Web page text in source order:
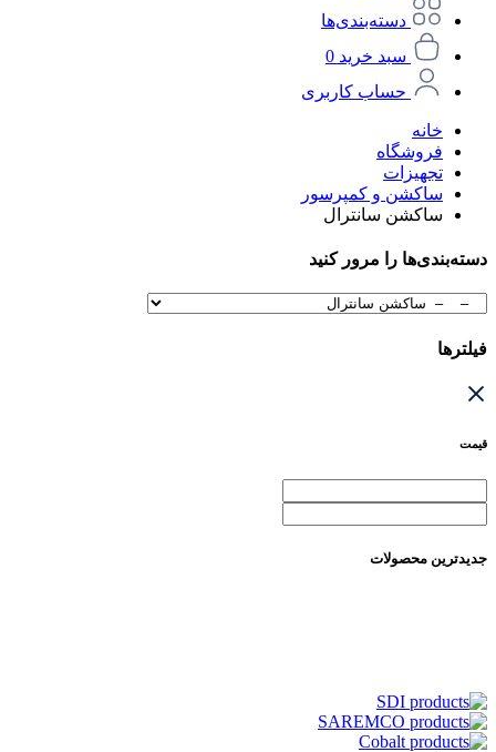
دسته‌بندی‌ها
سبد خرید 0
حساب کاربری
خانه
فروشگاه
تجهیزات
ساکشن و کمپرسور
ساکشن سانترال
دسته‌بندی‌ها را مرور کنید
فیلترها
قیمت
جدیدترین محصولات